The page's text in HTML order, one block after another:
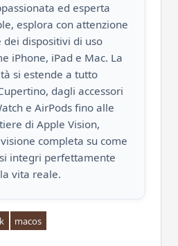
ed esperta
esplora con attenzione
dei dispositivi di uso
iPhone, iPad e Mac. La
si estende a tutto
dagli accessori
e AirPods fino alle
di Apple Vision,
completa su come
integri perfettamente
vita reale.
macos